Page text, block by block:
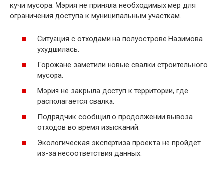
кучи мусора. Мэрия не приняла необходимых мер для
ограничения доступа к муниципальным участкам.
Ситуация с отходами на полуострове Назимова
ухудшилась.
Горожане заметили новые свалки строительного
мусора.
Мэрия не закрыла доступ к территории, где
располагается свалка.
Подрядчик сообщил о продолжении вывоза
отходов во время изысканий.
Экологическая экспертиза проекта не пройдёт
из-за несоответствия данных.